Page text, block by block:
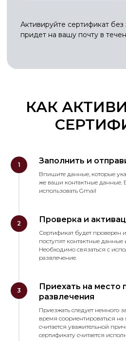
КАК
Заполнить и
Впишите данные, которые
же ваши контактные данные.
использовать Gmail
Проверка и
Сертификат будет проверен
поступят контактные данные
Необходимо связаться с
развлечение.
Приехать на место
развлечения
Приезжать следует немного
время соориентироваться на
считается уважительной
сертификату считается